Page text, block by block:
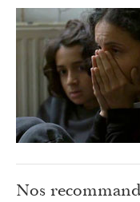
Nos